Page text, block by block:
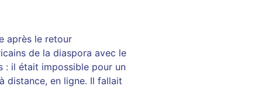
après le retour
de la diaspora avec le
: il était impossible pour un
distance, en ligne. Il fallait